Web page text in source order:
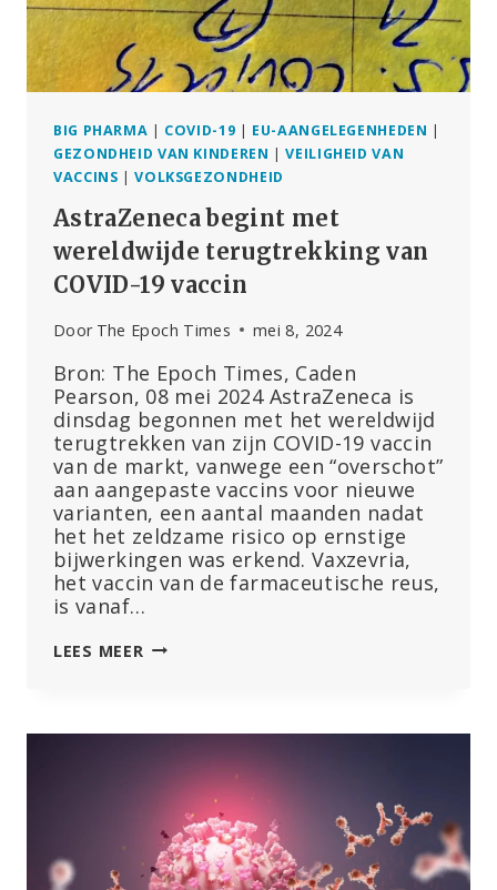
BIG PHARMA | COVID-19 | EU-AANGELEGENHEDEN |
GEZONDHEID VAN KINDEREN |VEILIGHEID VAN
VACCINS |VOLKSGEZONDHEID
AstraZeneca begint met
wereldwijde terugtrekking van
COVID-19 vaccin
Door The Epoch Times mei 8, 2024
Bron: The Epoch Times, Caden
Pearson, 08 mei 2024 AstraZeneca is
dinsdag begonnen met het wereldwijd
terugtrekken van zijn COVID-19 vaccin
van de markt, vanwege een “overschot”
aan aangepaste vaccins voor nieuwe
varianten, een aantal maanden nadat
het het zeldzame risico op ernstige
bijwerkingen was erkend. Vaxzevria,
het vaccin van de farmaceutische reus,
is vanaf…
LEES MEER ASTRAZENECA
COVID-
VACCIN